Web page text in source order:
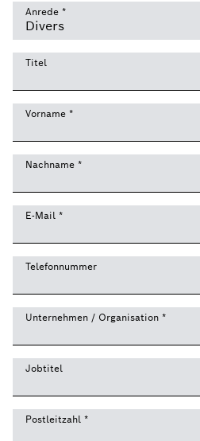
Anrede *
Titel
Vorname *
Nachname *
E-Mail *
Telefonnummer
Unternehmen / Organisation *
Jobtitel
Postleitzahl *